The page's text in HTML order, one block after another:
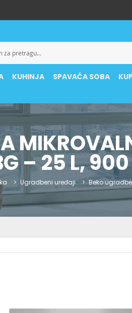
KUHINJA SPAVAĆA SOBA
– 25 L, 900
Ugradbeni uređaji Beko